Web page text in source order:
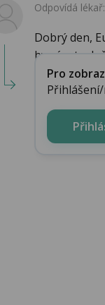
Odpovídá lékař:
Dobrý den,
by vám ta
Pro